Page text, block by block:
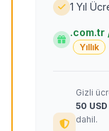
1 Yıl
.com.tr
Yıllık
Gizli
50
dahil.